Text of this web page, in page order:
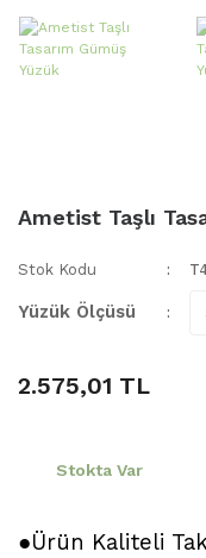
Ametist Taşlı
Stok Kodu
Yüzük Ölçüsü
2.575,01 TL
Stokta Var
●Ürün Kaliteli